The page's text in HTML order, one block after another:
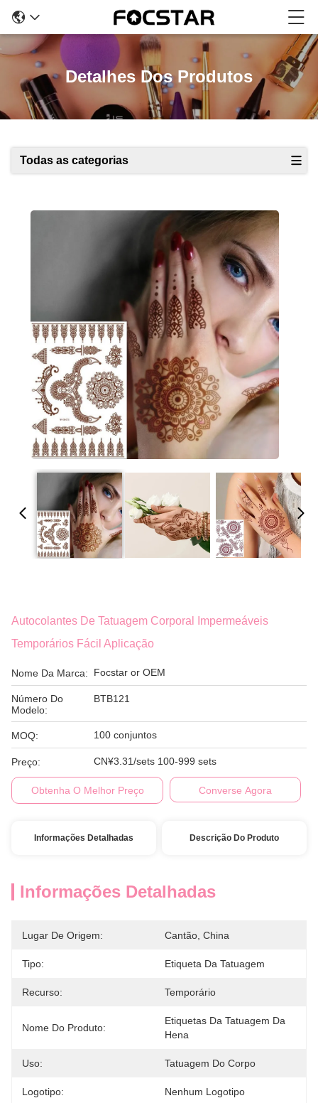
Detalhes Dos Produtos
Todas as categorias
Autocolantes De Tatuagem Corporal Impermeáveis
Temporários Fácil Aplicação
Nome Da Marca: Focstar or OEM
Número Do
Modelo:
BTB121
MOQ: 100 conjuntos
Preço: CN¥3.31/sets 100-999 sets
Obtenha O Melhor Preço Converse Agora
Informações Detalhadas Descrição Do Produto
Informações Detalhadas
Lugar De Origem: Cantão, China
Tipo: Etiqueta Da Tatuagem
Recurso: Temporário
Nome Do Produto:
Etiquetas Da Tatuagem Da
Hena
Uso: Tatuagem Do Corpo
Logotipo: Nenhum Logotipo